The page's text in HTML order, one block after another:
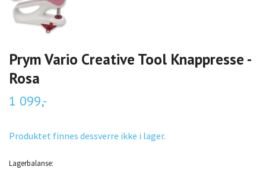
Prym Vario Creative Tool Knappresse -
Rosa
1 099,-
Produktet finnes dessverre ikke i lager.
Lagerbalanse: